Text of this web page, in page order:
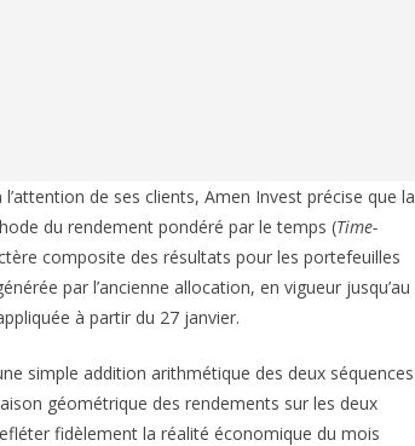
de ses clients, Amen Invest précise que la
du rendement pondéré par le temps (Time-
composite des résultats pour les portefeuilles
par l’ancienne allocation, en vigueur jusqu’au
à partir du 27 janvier.
simple addition arithmétique des deux séquences
géométrique des rendements sur les deux
fidèlement la réalité économique du mois